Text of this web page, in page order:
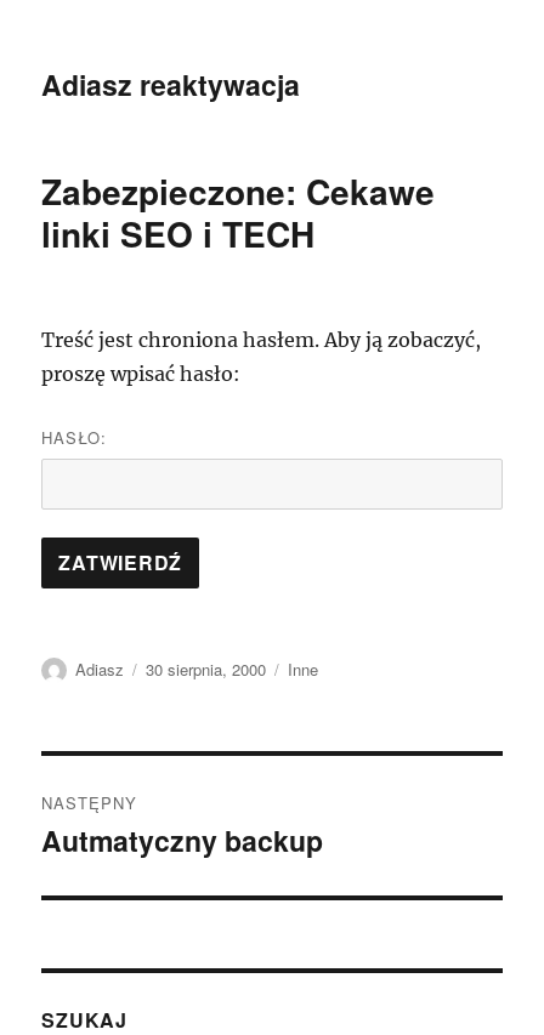
Adiasz reaktywacja
Zabezpieczone: Cekawe
linki SEO i TECH
Treść jest chroniona hasłem. Aby ją zobaczyć,
proszę wpisać hasło:
HASŁO:
Autor
Adiasz
Data
30 sierpnia, 2000 Kategorie
Inne
wpisu
NASTĘPNY
Następny
Autmatyczny backup
SZUKAJ